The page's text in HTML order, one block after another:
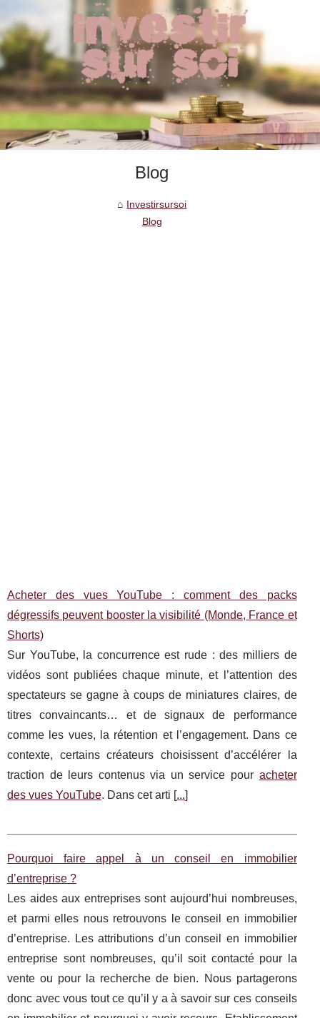
Blog
Investirsursoi
Blog
Acheter des vues YouTube : comment des packs
dégressifs peuvent booster la visibilité (Monde, France et
Shorts)
Sur YouTube, la concurrence est rude : des milliers de
vidéos sont publiées chaque minute, et l’attention des
spectateurs se gagne à coups de miniatures claires, de
titres convaincants… et de signaux de performance
comme les vues, la rétention et l’engagement. Dans ce
contexte, certains créateurs choisissent d’accélérer la
traction de leurs contenus via un service pour acheter
des vues YouTube. Dans cet arti [...]
Pourquoi faire appel à un conseil en immobilier
d’entreprise ?
Les aides aux entreprises sont aujourd’hui nombreuses,
et parmi elles nous retrouvons le conseil en immobilier
d’entreprise. Les attributions d’un conseil en immobilier
entreprise sont nombreuses, qu’il soit contacté pour la
vente ou pour la recherche de bien. Nous partagerons
donc avec vous tout ce qu’il y a à savoir sur ces conseils